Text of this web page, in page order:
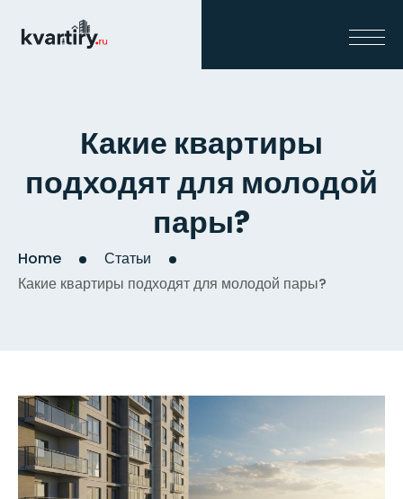
Какие квартиры
подходят для молодой
пары?
Home
Статьи
Какие квартиры подходят для молодой пары?